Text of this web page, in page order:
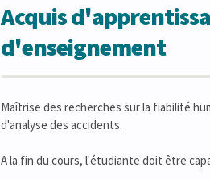
Acquis
d'enseignement
Maîtrise des recherches sur la fiabilité
d'analyse des accidents.
A la fin du cours, l'étudiante doit être